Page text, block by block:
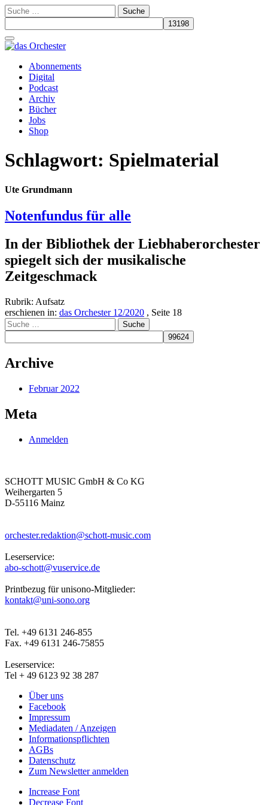
Suche
nach:
Schalte
Navigation
Zum
Inhalt
springen
Abonnements
Digital
Podcast
Archiv
Bücher
Jobs
Shop
Schlagwort: Spielmaterial
Ute Grundmann
Notenfundus für alle
In der Bibliothek der Liebhaberorchester
spiegelt sich der musikalische
Zeitgeschmack
Rubrik: Aufsatz
erschienen in: das Orchester 12/2020 , Seite 18
Suche
nach:
Archive
Februar 2022
Meta
Anmelden
SCHOTT MUSIC GmbH & Co KG
Weihergarten 5
D-55116 Mainz
orchester.redaktion@schott-music.com
Leserservice:
abo-schott@vuservice.de
Printbezug für unisono-Mitglieder:
kontakt@uni-sono.org
Tel. +49 6131 246-855
Fax. +49 6131 246-75855
Leserservice:
Tel + 49 6123 92 38 287
Über uns
Facebook
Impressum
Mediadaten / Anzeigen
Informationspflichten
AGBs
Datenschutz
Zum Newsletter anmelden
Increase Font
Decrease Font